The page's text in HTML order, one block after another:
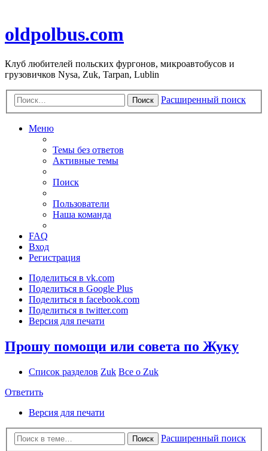
oldpolbus.com
Клуб любителей польских фургонов, микроавтобусов и
грузовичков Nysa, Zuk, Tarpan, Lublin
Поиск Расширенный поиск
Меню
Темы без ответов
Активные темы
Поиск
Пользователи
Наша команда
FAQ
Вход
Регистрация
Поделиться в vk.com
Поделиться в Google Plus
Поделиться в facebook.com
Поделиться в twitter.com
Версия для печати
Прошу помощи или совета по Жуку
Список разделов Zuk Все о Zuk
Ответить
Версия для печати
Поиск
Расширенный поиск